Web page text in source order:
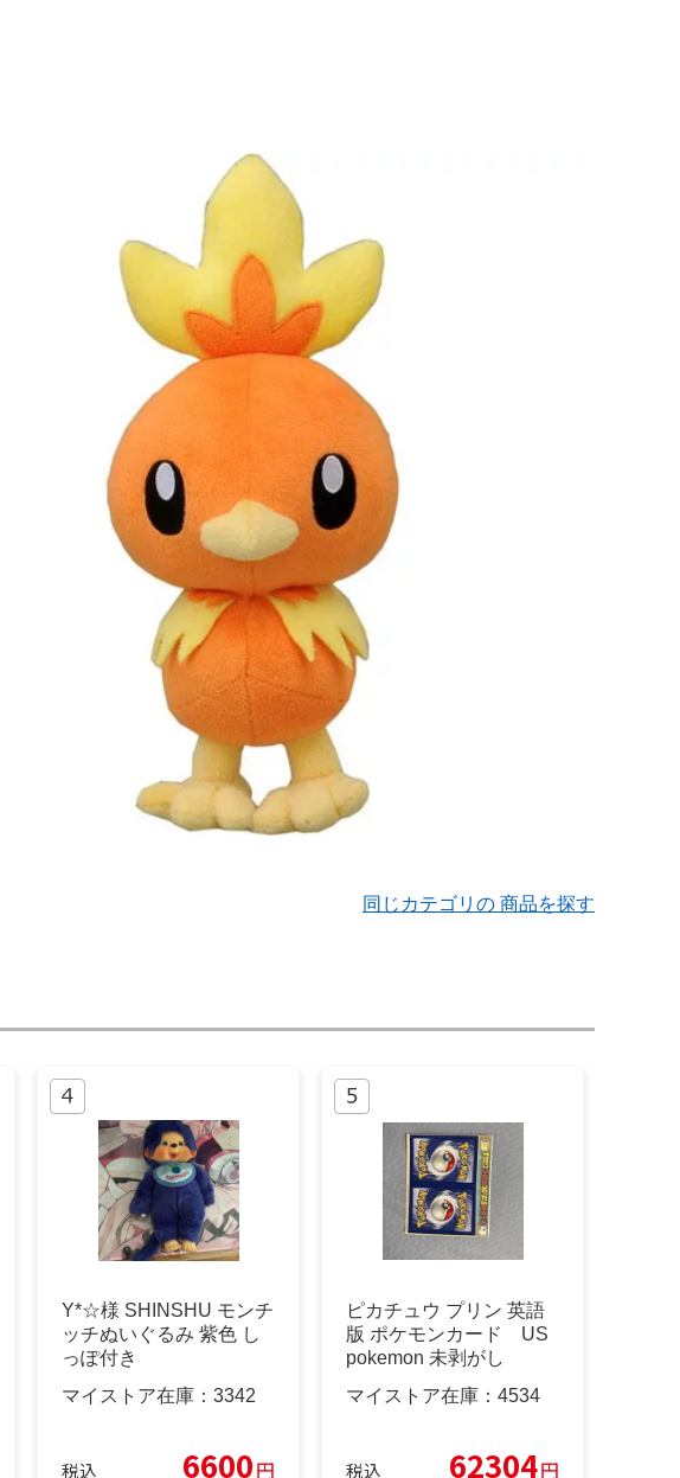
同じカテゴリの 商品を探す
Y*☆様 SHINSHU モンチ
ッチぬいぐるみ 紫色 し
っぽ付き
マイストア在庫： 3342
税込 6600円
ピカチュウ プリン 英語
版 ポケモンカード US
pokemon 未剥がし
マイストア在庫： 4534
税込 62304円